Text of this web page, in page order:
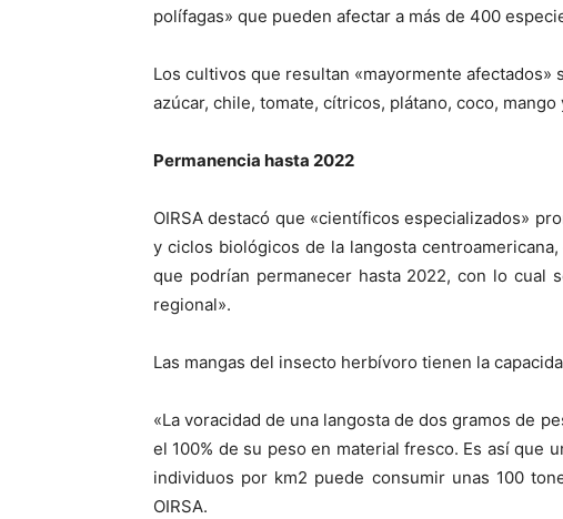
polífagas» que pueden afectar a más de 400
Los cultivos que resultan «mayormente afectados»
azúcar, chile, tomate, cítricos, plátano, coco,
Permanencia hasta 2022
OIRSA destacó que «científicos especializados»
y ciclos biológicos de la langosta
que podrían permanecer hasta 2022, con lo cual
regional».
Las mangas del insecto herbívoro tienen la
«La voracidad de una langosta de dos gramos de
el 100% de su peso en material fresco. Es así que
individuos por km2 puede consumir unas 100
OIRSA.